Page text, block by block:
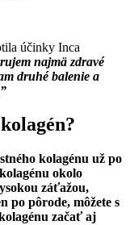
účinky Inca
najmä zdravé
druhé balenie a
kolagénu už po
okolo
záťažou,
po pôrode, môžete s
začať aj